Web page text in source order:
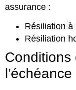
assurance :
Résiliation à
Résiliation
Conditions
l’échéance